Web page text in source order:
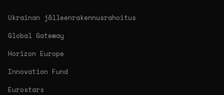
Ukrainan jälleenrakennusrahoitus
Global Gateway
Horizon Europe
Innovation Fund
Eurostars